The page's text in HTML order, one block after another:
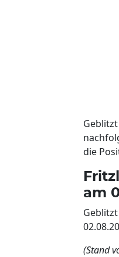
die
am
(Stand